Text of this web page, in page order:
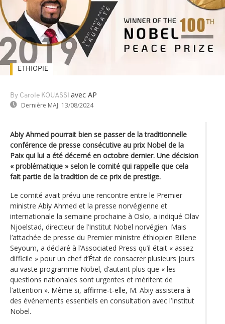
By Carole KOUASSI avec AP
Dernière MAJ: 13/08/2024
ETHIOPIE
Abiy Ahmed pourrait bien se passer de la traditionnelle
conférence de presse consécutive au prix Nobel de la
Paix qui lui a été décerné en octobre dernier. Une décision
« problématique » selon le comité qui rappelle que cela
fait partie de la tradition de ce prix de prestige.
Le comité avait prévu une rencontre entre le Premier
ministre Abiy Ahmed et la presse norvégienne et
internationale la semaine prochaine à Oslo, a indiqué Olav
Njoelstad, directeur de l’Institut Nobel norvégien. Mais
l’attachée de presse du Premier ministre éthiopien Billene
Seyoum, a déclaré à l’Associated Press qu’il était « assez
difficile » pour un chef d‘État de consacrer plusieurs jours
au vaste programme Nobel, d’autant plus que « les
questions nationales sont urgentes et méritent de
l’attention ». Même si, affirme-t-elle, M. Abiy assistera à
des événements essentiels en consultation avec l’Institut
Nobel.